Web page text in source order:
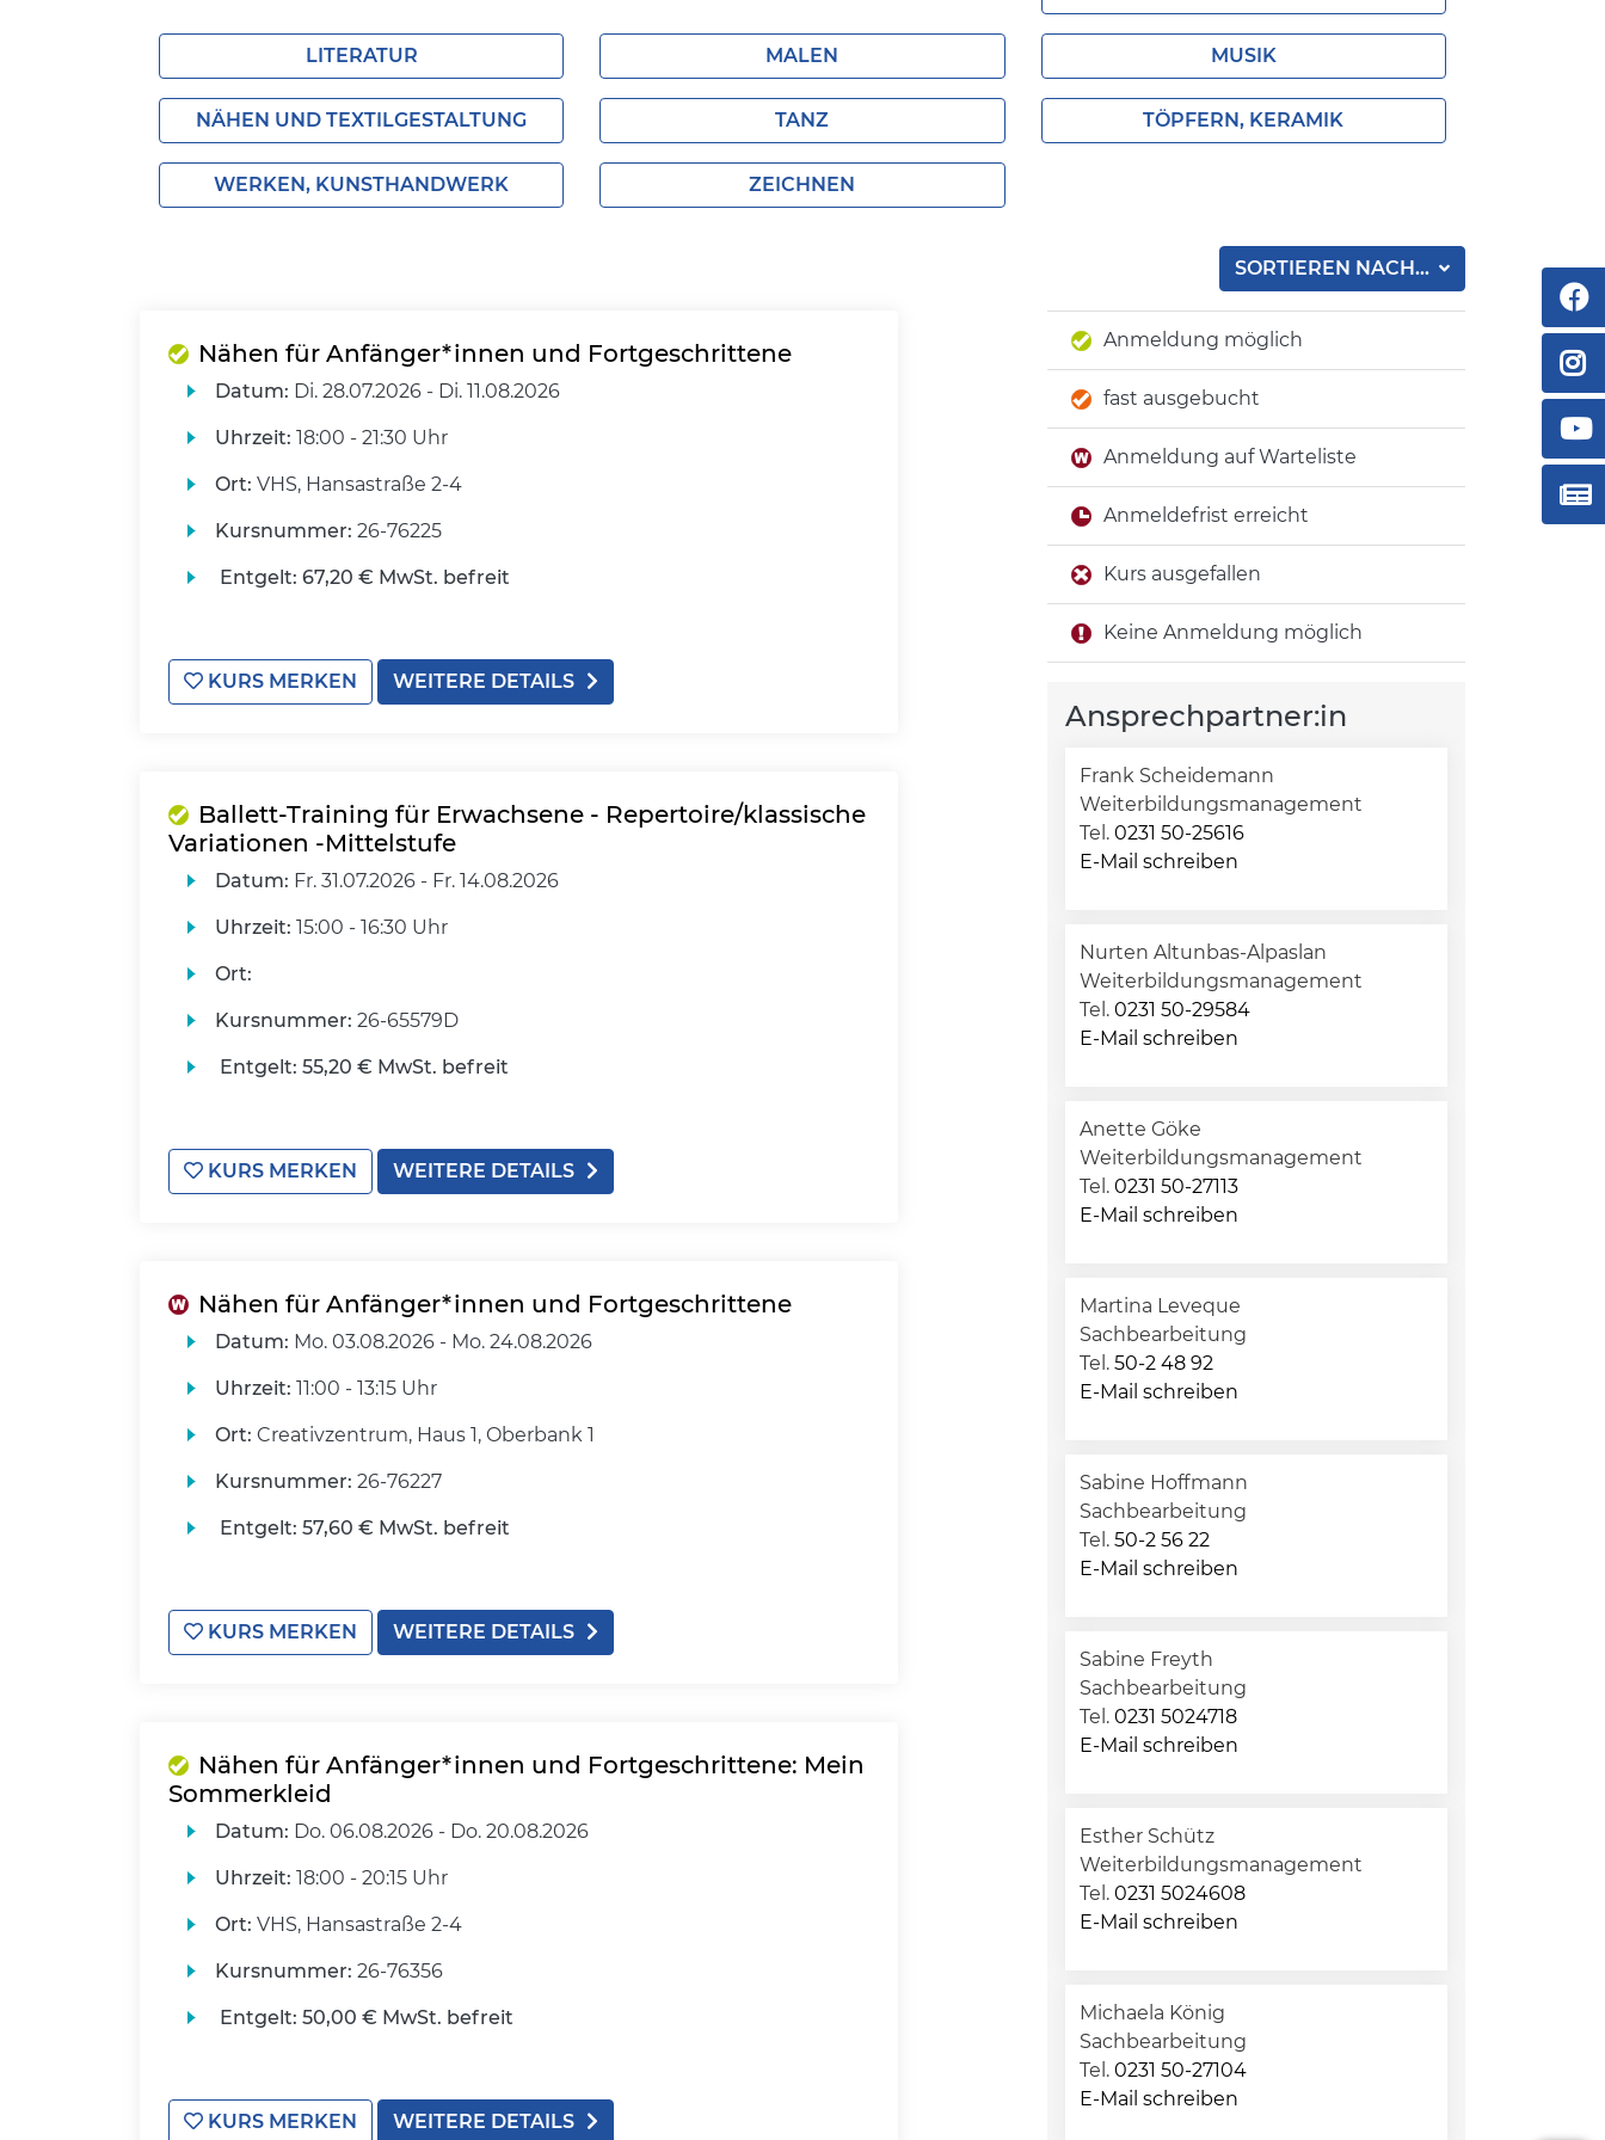
LITERATUR MALEN MUSIK
NÄHEN UND TEXTILGESTALTUNG TANZ TÖPFERN, KERAMIK
WERKEN, KUNSTHANDWERK ZEICHNEN
SORTIEREN NACH...
Nähen für Anfänger*innen und Fortgeschrittene
Datum: Di. 28.07.2026 - Di. 11.08.2026
Uhrzeit: 18:00 - 21:30 Uhr
Ort: VHS, Hansastraße 2-4
Kursnummer: 26-76225
Entgelt: 67,20 € MwSt. befreit
KURS MERKEN WEITERE DETAILS
Ballett-Training für Erwachsene - Repertoire/klassische
Variationen -Mittelstufe
Datum: Fr. 31.07.2026 - Fr. 14.08.2026
Uhrzeit: 15:00 - 16:30 Uhr
Ort:
Kursnummer: 26-65579D
Entgelt: 55,20 € MwSt. befreit
KURS MERKEN WEITERE DETAILS
Nähen für Anfänger*innen und Fortgeschrittene
Datum: Mo. 03.08.2026 - Mo. 24.08.2026
Uhrzeit: 11:00 - 13:15 Uhr
Ort: Creativzentrum, Haus 1, Oberbank 1
Kursnummer: 26-76227
Entgelt: 57,60 € MwSt. befreit
KURS MERKEN WEITERE DETAILS
Nähen für Anfänger*innen und Fortgeschrittene: Mein
Sommerkleid
Datum: Do. 06.08.2026 - Do. 20.08.2026
Uhrzeit: 18:00 - 20:15 Uhr
Ort: VHS, Hansastraße 2-4
Kursnummer: 26-76356
Entgelt: 50,00 € MwSt. befreit
KURS MERKEN WEITERE DETAILS
Anmeldung möglich
fast ausgebucht
Anmeldung auf Warteliste
Anmeldefrist erreicht
Kurs ausgefallen
Keine Anmeldung möglich
Ansprechpartner:in
Frank Scheidemann
Weiterbildungsmanagement
Tel. 0231 50-25616
E-Mail schreiben
Nurten Altunbas-Alpaslan
Weiterbildungsmanagement
Tel. 0231 50-29584
E-Mail schreiben
Anette Göke
Weiterbildungsmanagement
Tel. 0231 50-27113
E-Mail schreiben
Martina Leveque
Sachbearbeitung
Tel. 50-2 48 92
E-Mail schreiben
Sabine Hoffmann
Sachbearbeitung
Tel. 50-2 56 22
E-Mail schreiben
Sabine Freyth
Sachbearbeitung
Tel. 0231 5024718
E-Mail schreiben
Esther Schütz
Weiterbildungsmanagement
Tel. 0231 5024608
E-Mail schreiben
Michaela König
Sachbearbeitung
Tel. 0231 50-27104
E-Mail schreiben